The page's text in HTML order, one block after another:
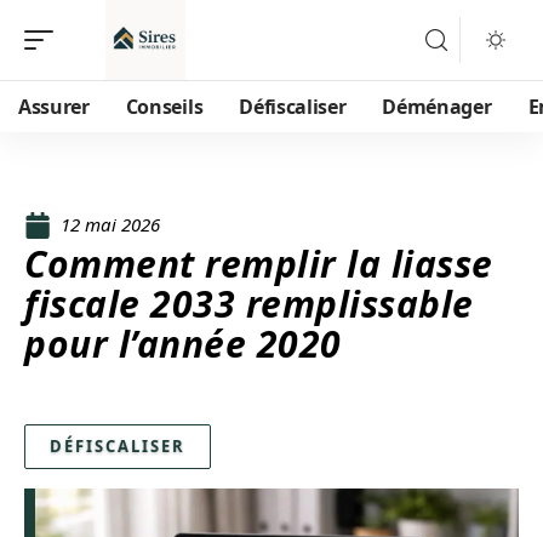
Assurer Conseils Défiscaliser Déménager
12 mai 2026
Comment remplir la liasse
fiscale 2033 remplissable
pour l’année 2020
DÉFISCALISER